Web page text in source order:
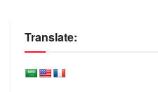
Translate: